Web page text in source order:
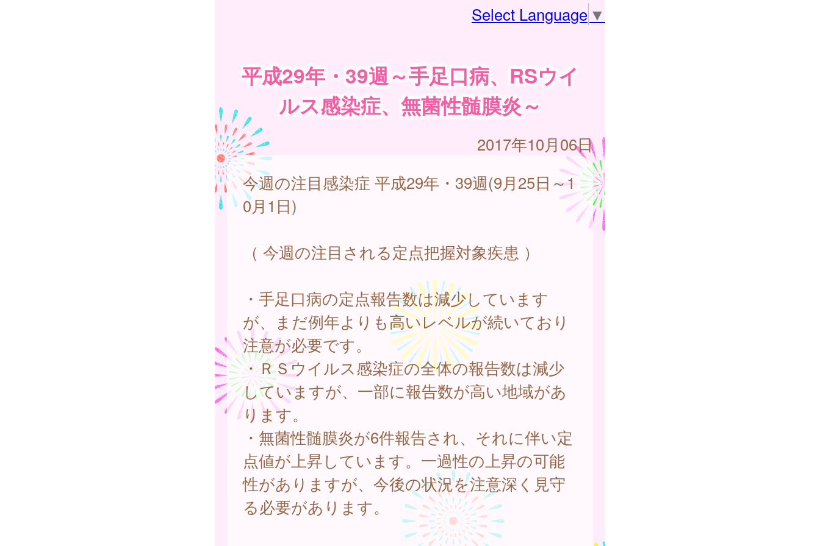
Select Language ▼
平成29年・39週～手足口病、RSウイ
ルス感染症、無菌性髄膜炎～
2017年10月06日
今週の注目感染症 平成29年・39週(9月25日～1
0月1日)
（ 今週の注目される定点把握対象疾患 ）
・手足口病の定点報告数は減少しています
が、まだ例年よりも高いレベルが続いており
注意が必要です。
・ＲＳウイルス感染症の全体の報告数は減少
していますが、一部に報告数が高い地域があ
ります。
・無菌性髄膜炎が6件報告され、それに伴い定
点値が上昇しています。一過性の上昇の可能
性がありますが、今後の状況を注意深く見守
る必要があります。